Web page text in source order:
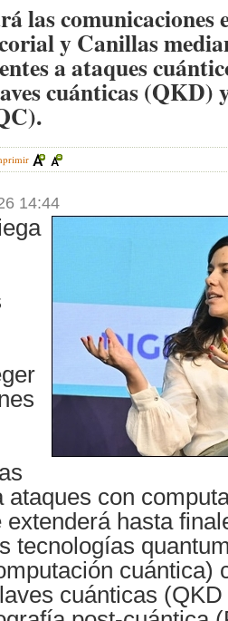
las comunicaciones
y Canillas
a ataques
cuánticas
14:44
ataques con
hasta
tecnologías
cuántica)
cuánticas